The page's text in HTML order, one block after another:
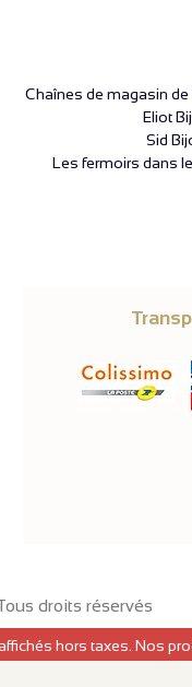
Chaînes de magasin de
Eliot
Sid
Les fermoirs dans
droits réservés
hors taxes. Nos